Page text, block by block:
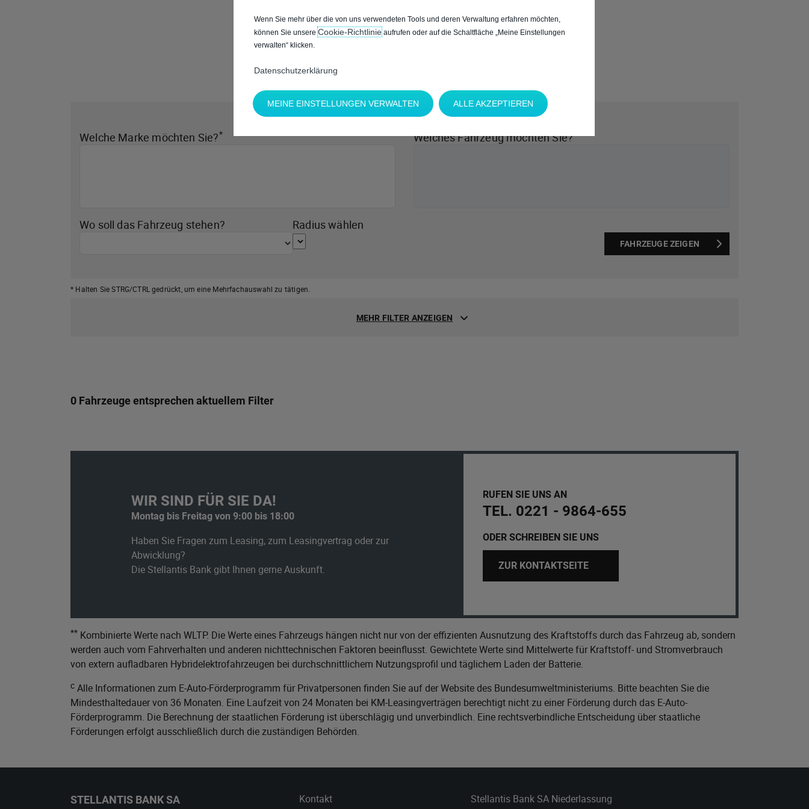
Welche Marke möchten Sie?* Welches Fahrzeug möchten Sie?*
Wo soll das Fahrzeug stehen? Radius wählen
FAHRZEUGE ZEIGEN
* Halten Sie STRG/CTRL gedrückt, um eine Mehrfachauswahl zu tätigen.
MEHR FILTER ANZEIGEN
0 Fahrzeuge entsprechen aktuellem Filter
WIR SIND FÜR SIE DA!
Montag bis Freitag von 9:00 bis 18:00
Haben Sie Fragen zum Leasing, zum Leasingvertrag oder zur
Abwicklung?
Die Stellantis Bank gibt Ihnen gerne Auskunft.
RUFEN SIE UNS AN
TEL. 0221 - 9864-655
ODER SCHREIBEN SIE UNS
ZUR KONTAKTSEITE
** Kombinierte Werte nach WLTP. Die Werte eines Fahrzeugs hängen nicht nur von der effizienten Ausnutzung des Kraftstoffs durch das Fahrzeug ab, sondern
werden auch vom Fahrverhalten und anderen nichttechnischen Faktoren beeinflusst. Gewichtete Werte sind Mittelwerte für Kraftstoff- und Stromverbrauch
von extern aufladbaren Hybridelektrofahrzeugen bei durchschnittlichem Nutzungsprofil und täglichem Laden der Batterie.
c Alle Informationen zum E-Auto-Förderprogramm für Privatpersonen finden Sie auf der Website des Bundesumweltministeriums. Bitte beachten Sie die
Mindesthaltedauer von 36 Monaten. Eine Laufzeit von 24 Monaten bei KM-Leasingverträgen berechtigt nicht zu einer Förderung durch das E-Auto-
Förderprogramm. Die Berechnung der staatlichen Förderung ist überschlägig und unverbindlich. Eine rechtsverbindliche Entscheidung über staatliche
Förderungen erfolgt ausschließlich durch die zuständigen Behörden.
STELLANTIS BANK SA
Kontakt
Stellantis Bank SA Niederlassung
Wenn Sie mehr über die von uns verwendeten Tools und deren Verwaltung erfahren möchten,
können Sie unsereCookie‑Richtlinieaufrufen oder auf die Schaltfläche „Meine Einstellungen
verwalten“ klicken.
Datenschutzerklärung
MEINE EINSTELLUNGEN VERWALTEN ALLE AKZEPTIEREN